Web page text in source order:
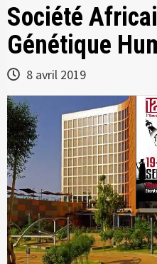
Société
Génétique
8 avril 2019